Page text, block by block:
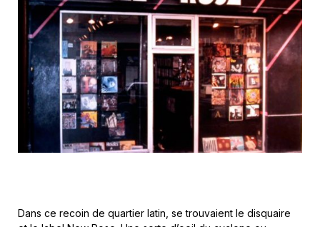
Dans ce recoin de quartier latin, se trouvaient le disquaire